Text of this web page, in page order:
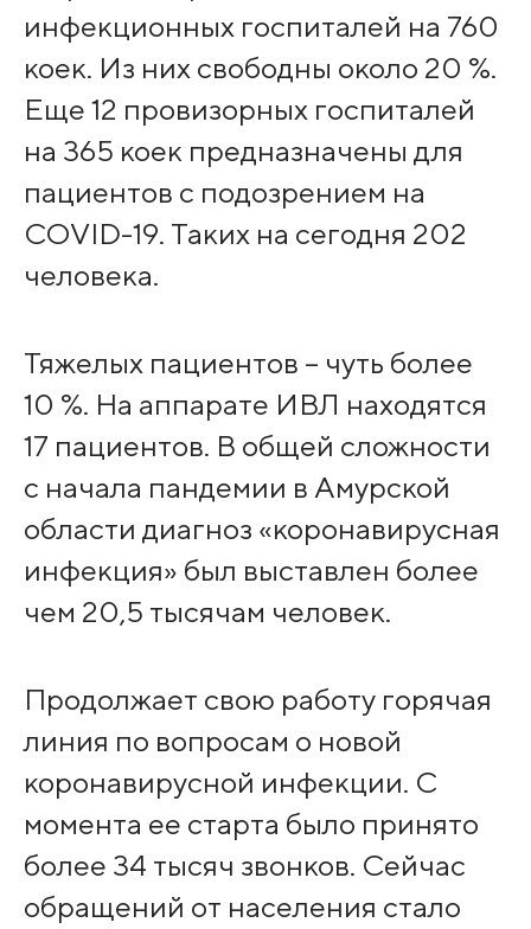
инфекционных госпиталей на 760
коек. Из них свободны около 20 %.
Еще 12 провизорных госпиталей
на 365 коек предназначены для
пациентов с подозрением на
COVID-19. Таких на сегодня 202
человека.
Тяжелых пациентов – чуть более
10 %. На аппарате ИВЛ находятся
17 пациентов. В общей сложности
с начала пандемии в Амурской
области диагноз «коронавирусная
инфекция» был выставлен более
чем 20,5 тысячам человек.
Продолжает свою работу горячая
линия по вопросам о новой
коронавирусной инфекции. С
момента ее старта было принято
более 34 тысяч звонков. Сейчас
обращений от населения стало